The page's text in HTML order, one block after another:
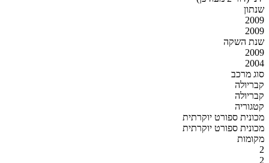
שנתון
2009
2009
שנת השקה
2009
2004
סוג מרכב
קבריולה
קבריולה
קטגוריה
מכונית ספורט יוקרתית
מכונית ספורט יוקרתית
מקומות
2
2